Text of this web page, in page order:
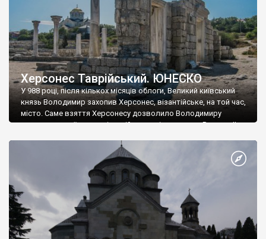
Херсонес Таврійський. ЮНЕСКО
У 988 році, після кількох місяців облоги, Великий київський
князь Володимир захопив Херсонес, візантійське, на той час,
місто. Саме взяття Херсонесу дозволило Володимиру
диктувати свої умови візантійському імператору Василю ІІ, та
Херсонесі Володимир-язичник, став Василем-християнином.
А потім було Хрещення Русі. На честь Херсонесу Таврійського